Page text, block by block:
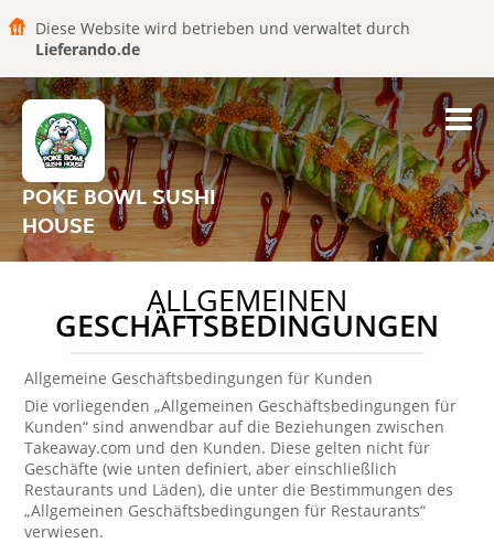
Diese Website wird betrieben und verwaltet durch
Lieferando.de
POKE BOWL SUSHI
HOUSE
ALLGEMEINEN
GESCHÄFTSBEDINGUNGEN
Allgemeine Geschäftsbedingungen für Kunden
Die vorliegenden „Allgemeinen Geschäftsbedingungen für
Kunden“ sind anwendbar auf die Beziehungen zwischen
Takeaway.com und den Kunden. Diese gelten nicht für
Geschäfte (wie unten definiert, aber einschließlich
Restaurants und Läden), die unter die Bestimmungen des
„Allgemeinen Geschäftsbedingungen für Restaurants“
verwiesen.